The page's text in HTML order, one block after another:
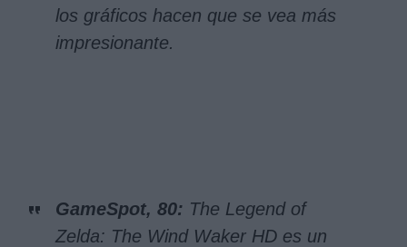
los gráficos hacen que se vea más
impresionante.
GameSpot, 80: The Legend of
Zelda: The Wind Waker HD es un